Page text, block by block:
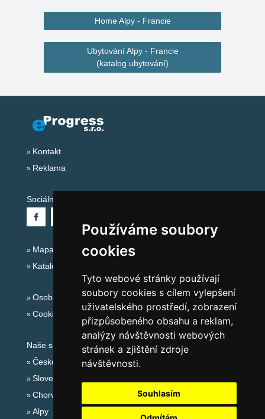
Používáme soubory
cookies
Tyto webové stránky používají
soubory cookies s cílem vylepšení
uživatelského prostředí, zobrazení
přizpůsobeného obsahu a reklam,
analýzy návštěvnosti webových
stránek a zjištění zdroje
návštěvnosti.
Souhlasím
Home Alpy - Francie
Ubytování Alpy - Francie
(katalog ubytování)
Kontakt
Reklama
Sociální sítě:
Mapa serveru Alpy - Francie
Katalog ubytování
Osobní údaje
Cookies
Naše servery:
České hory
Slovenské hory
Chorvatsko
Alpy